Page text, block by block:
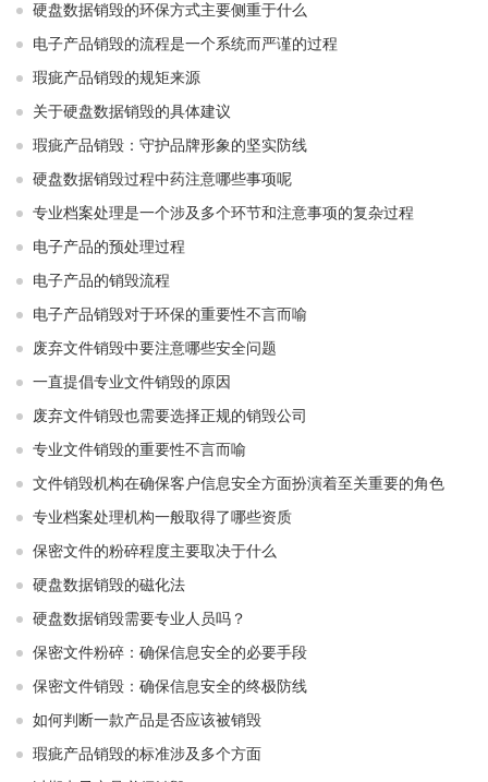
硬盘数据销毁的环保方式主要侧重于什么
电子产品销毁的流程是一个系统而严谨的过程
瑕疵产品销毁的规矩来源
关于硬盘数据销毁的具体建议
瑕疵产品销毁：守护品牌形象的坚实防线
硬盘数据销毁过程中药注意哪些事项呢
专业档案处理是一个涉及多个环节和注意事项的复杂过程
电子产品的预处理过程
电子产品的销毁流程
电子产品销毁对于环保的重要性不言而喻
废弃文件销毁中要注意哪些安全问题
一直提倡专业文件销毁的原因
废弃文件销毁也需要选择正规的销毁公司
专业文件销毁的重要性不言而喻
文件销毁机构在确保客户信息安全方面扮演着至关重要的角色
专业档案处理机构一般取得了哪些资质
保密文件的粉碎程度主要取决于什么
硬盘数据销毁的磁化法
硬盘数据销毁需要专业人员吗？
保密文件粉碎：确保信息安全的必要手段
保密文件销毁：确保信息安全的终极防线
如何判断一款产品是否应该被销毁
瑕疵产品销毁的标准涉及多个方面